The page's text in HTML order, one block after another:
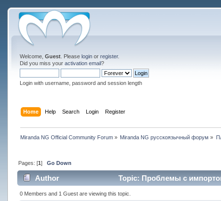
Welcome, Guest. Please loginor register.
Did you miss your activation email?
Login with username, password and session length
Home Help Search Login Register
Miranda NG Official Community Forum» Miranda NG русскоязычный форум »
Pages: [1] Go Down
Author
Topic: Проблемы с
76987 times)
0 Members and 1 Guest are viewing this topic.